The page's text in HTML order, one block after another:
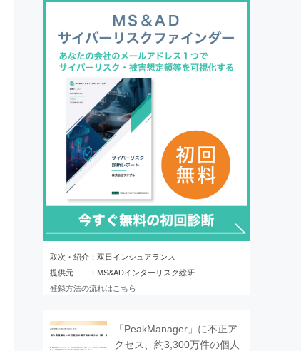
取次・紹介：双日インシュアランス
提供元 ：MS&ADインターリスク総研
登録方法の流れはこちら
「PeakManager」に不正ア
クセス、約3,300万件の個人